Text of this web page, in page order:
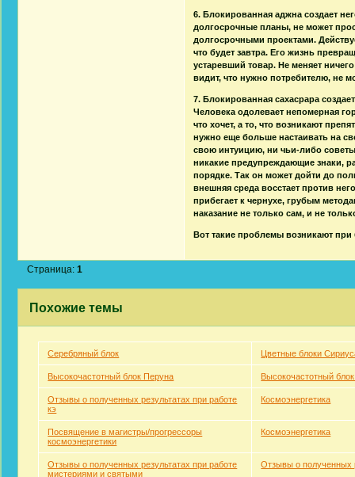
6. Блокированная аджна создает
долгосрочные планы, не может
долгосрочными проектами.
что будет завтра. Его жизнь
устаревший товар. Не меняет
видит, что нужно потребителю, не
7. Блокированная сахасрара
Человека одолевает непомерная
что хочет, а то, что возникают
нужно еще больше настаивать на
свою интуицию, ни чьи-либо
никакие предупреждающие знаки,
порядке. Так он может дойти до
внешняя среда восстает против
прибегает к чернухе, грубым
наказание не только сам, и не
Вот такие проблемы возникают
Страница:1
Похожие темы
Серебряный блок Цветные блоки
Высокочастотный блок Перуна Высокочастотный
Отзывы о полученных результатах при работе
кэ
Космоэнергетика
Посвящение в магистры/прогрессоры
космоэнергетики
Космоэнергетика
Отзывы о полученных результатах при работе
мистериями и святыми
Отзывы о полученных